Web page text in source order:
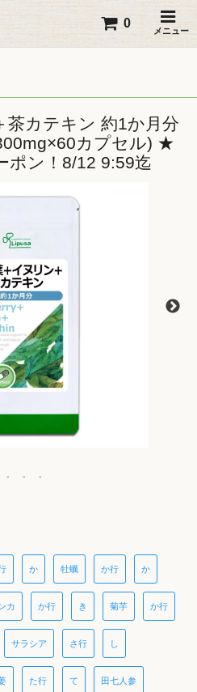
メニュー
0
茶カテキン 約1か月分
カプセル) ★
ポン！8/12 9:59迄
か 牡蠣 か行 か
カ か行 き 菊芋 か行
サラシア さ行 し
た行 て 田七人参